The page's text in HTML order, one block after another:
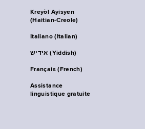
Kreyòl Ayisyen
(Haitian-Creole)
Italiano (Italian)
אידיש (Yiddish)
Français (French)
Assistance
linguistique gratuite